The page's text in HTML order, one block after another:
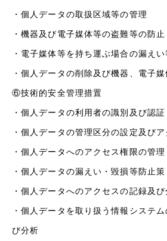
・個人データの取扱区域等の管理
・機器及び電子媒体等の盗難等の防止
・電子媒体等を持ち運ぶ場合の漏えい
・個人データの削除及び機器、電子
⑥技術的安全管理措置
・個人データの利用者の識別及び認証
・個人データの管理区分の設定及び
・個人データへのアクセス権限の管理
・個人データの漏えい・毀損等防止策
・個人データへのアクセスの記録及び
・個人データを取り扱う情報システ
び分析